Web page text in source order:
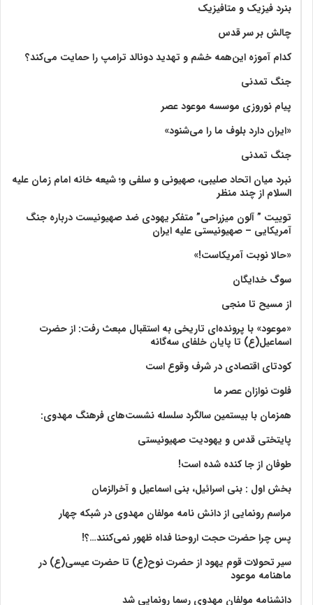
بنرد فیزیک و متافیزیک
چالش بر سر قدس
کدام آموزه این‌همه خشم و تهدید دونالد ترامپ را حمایت می‌کند؟
جنگ تمدنی
پیام نوروزی موسسه موعود عصر
«ایران دارد بلوف ما را می‌شنود»
جنگ تمدنی
نبرد میان اتحاد صلیبی، صهیونی و سلفی و؛ شیعه خانه امام زمان علیه
السلام از چند منظر
توییت ” آلون میزراحی” متفکر یهودی ضد صهیونیست درباره جنگ
آمریکایی – صهیونیستی علیه ایران
«حالا نوبت آمریکاست!»
سوگ خدایگان
از مسیح تا منجی
«موعود» با پرونده‌ای تاریخی به استقبال مبعث رفت: از حضرت
اسماعیل(ع) تا پایان خلفای سه‌گانه
کودتای اقتصادی در شرف وقوع است
فلوت نوازان عصر ما
همزمان با بیستمین سالگرد سلسله نشست‌های فرهنگ مهدوی:‌
پایتختی قدس و یهودیت صهیونیستی
طوفان از جا کنده شده است!
بخش اول : بنی اسرائیل، بنی اسماعیل و آخرالزمان
مراسم رونمایی از دانش نامه مولفان مهدوی در شبکه چهار
پس چرا حضرت حجت اروحنا فداه ظهور نمی‌کنند…؟!
سیر تحولات قوم یهود از حضرت نوح(ع) تا حضرت عیسی(ع) در
ماهنامه موعود
دانشنامه مولفان مهدوی رسما رونمایی شد